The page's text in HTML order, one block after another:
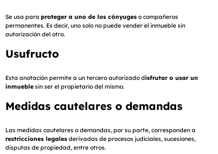
Se usa paraproteger a uno de los cónyuges o compañeros
permanentes. Es decir, uno solo no puede vender el inmueble sin
autorización del otro.
Usufructo
Esta anotación permite a un tercero autorizado disfrutar o usar un
inmueble sin ser el propietario del mismo.
Medidas cautelares o demandas
Las medidas cautelares o demandas, por su parte, corresponden a
restricciones legales derivadas de procesos judiciales, sucesiones,
disputas de propiedad, entre otros.